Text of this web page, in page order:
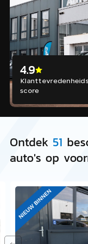
4.9
score
Ontdek 51
auto's op